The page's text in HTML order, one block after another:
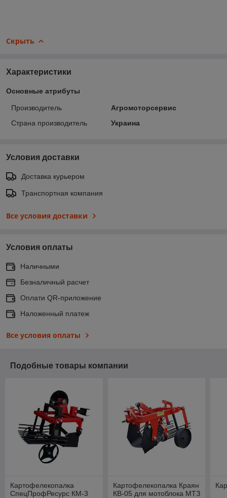
Скрыть
Характеристики
Основные атрибуты
Производитель
Агромоторсервис
Страна производитель
Украина
Условия доставки
Доставка курьером
Транспортная компания
Все условия доставки
Условия оплаты
Наличными
Безналичный расчет
Оплати QR-приложение
Наложенный платеж
Все условия оплаты
Подобные товары компании
Картофелекопалка
СпецПрофРесурс КМ-3
Картофелекопалка Краян
КВ-05 для мотоблока МТЗ